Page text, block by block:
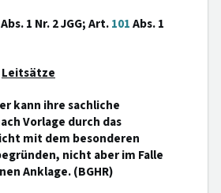
Abs. 1 Nr. 2 JGG; Art.101Abs. 1
Leitsätze
kann ihre sachliche
Vorlage durch das
mit dem besonderen
nicht aber im Falle
Anklage. (BGHR)